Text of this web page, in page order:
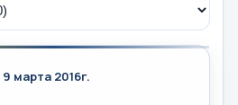
9 марта 2016г.